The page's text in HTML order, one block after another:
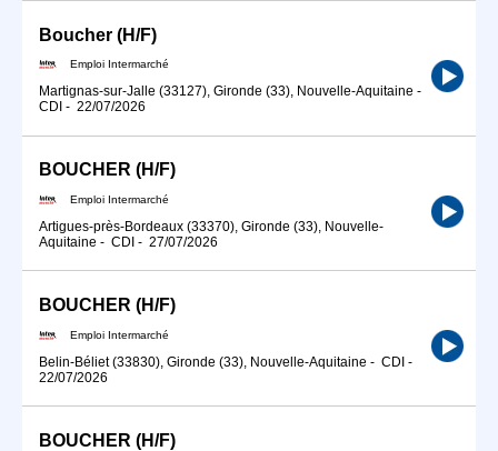
Boucher (H/F)
Emploi Intermarché
Martignas-sur-Jalle (33127), Gironde (33), Nouvelle-Aquitaine -
CDI - 22/07/2026
BOUCHER (H/F)
Emploi Intermarché
Artigues-près-Bordeaux (33370), Gironde (33), Nouvelle-
Aquitaine - CDI - 27/07/2026
BOUCHER (H/F)
Emploi Intermarché
Belin-Béliet (33830), Gironde (33), Nouvelle-Aquitaine - CDI -
22/07/2026
BOUCHER (H/F)